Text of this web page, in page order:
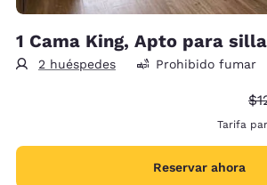
1 Cama King, Apto para
2 huéspedes Prohibido fumar
Tarifa
Reservar ahora